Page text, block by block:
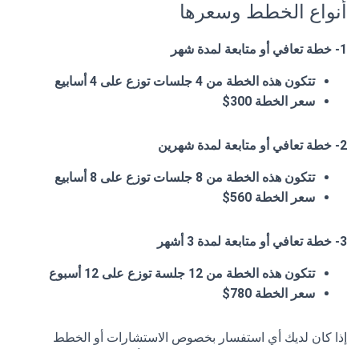
أنواع الخطط وسعرها
1- خطة تعافي أو متابعة لمدة شهر
تتكون هذه الخطة من 4 جلسات توزع على 4 أسابيع
سعر الخطة 300$
2- خطة تعافي أو متابعة لمدة شهرين
تتكون هذه الخطة من 8 جلسات توزع على 8 أسابيع
سعر الخطة 560$
3- خطة تعافي أو متابعة لمدة 3 أشهر
تتكون هذه الخطة من 12 جلسة توزع على 12 أسبوع
سعر الخطة 780$
إذا كان لديك أي استفسار بخصوص الاستشارات أو الخطط